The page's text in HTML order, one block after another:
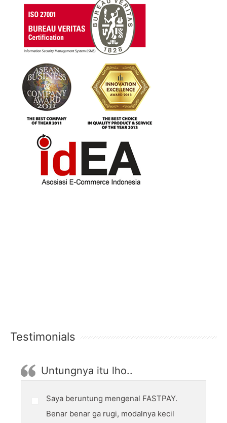
Testimonials
Untungnya itu lho..
Saya beruntung mengenal FASTPAY.
Benar benar ga rugi, modalnya kecil